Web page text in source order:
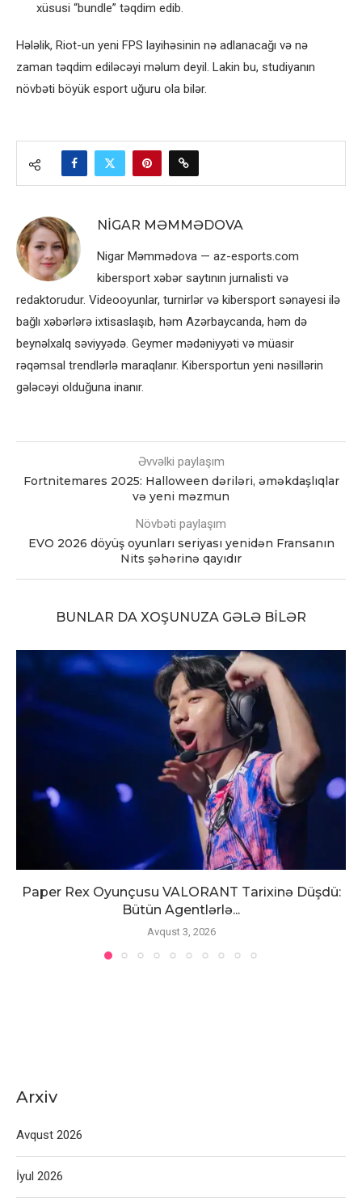
xüsusi “bundle” təqdim edib.
Hələlik, Riot-un yeni FPS layihəsinin nə adlanacağı və nə
zaman təqdim ediləcəyi məlum deyil. Lakin bu, studiyanın
növbəti böyük esport uğuru ola bilər.
NIGAR MƏMMƏDOVA
Nigar Məmmədova — az-esports.com
kibersport xəbər saytının jurnalisti və
redaktorudur. Videooyunlar, turnirlər və kibersport sənayesi ilə
bağlı xəbərlərə ixtisaslaşıb, həm Azərbaycanda, həm də
beynəlxalq səviyyədə. Geymer mədəniyyəti və müasir
rəqəmsal trendlərlə maraqlanır. Kibersportun yeni nəsillərin
gələcəyi olduğuna inanır.
Əvvəlki paylaşım
Fortnitemares 2025: Halloween dəriləri, əməkdaşlıqlar
və yeni məzmun
Növbəti paylaşım
EVO 2026 döyüş oyunları seriyası yenidən Fransanın
Nits şəhərinə qayıdır
BUNLAR DA XOŞUNUZA GƏLƏ BILƏR
Paper Rex Oyunçusu VALORANT Tarixinə Düşdü:
Bütün Agentlərlə...
Avqust 3, 2026
Arxiv
Avqust 2026
İyul 2026